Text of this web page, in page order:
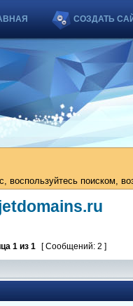
СОЗДАТЬ
воспользуйтесь поиском,
1 из 1 [ Сообщений: 2 ]